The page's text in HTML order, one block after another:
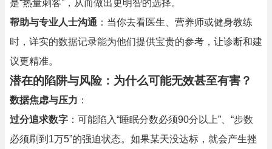
是“热量刺客”，从而做出更明智的选择。
帮助与专业人士沟通 ：当你去看医生、营养师或健身教练
时，详实的数据记录能为他们提供宝贵的参考，让诊断和建
议更精准。
潜在的陷阱与风险：为什么可能无效甚至有害？
数据焦虑与压力 ：
过分追求数字 ：可能陷入“睡眠分数必须90分以上”、“步数
必须刷到1万5”的强迫状态。如果某天没达标，就会产生挫